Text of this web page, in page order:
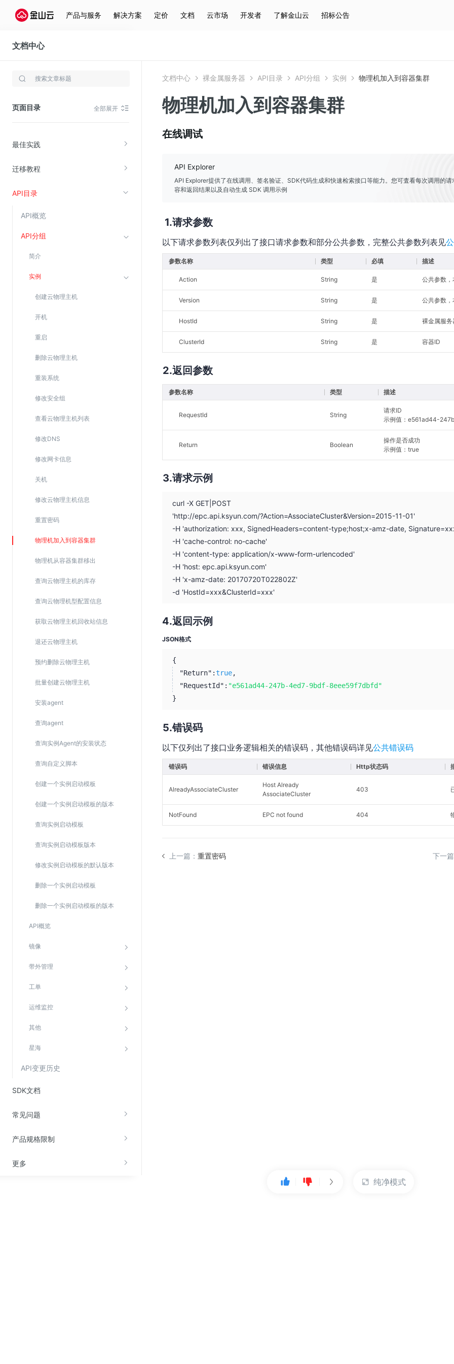
产品与服务 解决方案 定价 文档 云市场 开发者 了解金山云 招标公告
文档中心
裸金属服务器
页面目录 全部展开
产品更新动态
产品简介
最佳实践
迁移教程
API目录
API概览
API分组
简介
实例
创建云物理主机
开机
重启
删除云物理主机
重装系统
修改安全组
查看云物理主机列表
修改DNS
修改网卡信息
关机
修改云物理主机信息
重置密码
物理机加入到容器集群
物理机从容器集群移出
查询云物理主机的库存
查询云物理机型配置信息
获取云物理主机回收站信息
退还云物理主机
预约删除云物理主机
批量创建云物理主机
安装agent
查询agent
查询实例Agent的安装状态
查询自定义脚本
创建一个实例启动模板
创建一个实例启动模板的版本
查询实例启动模板
查询实例启动模板版本
修改实例启动模板的默认版本
删除一个实例启动模板
删除一个实例启动模板的版本
API概览
镜像
带外管理
工单
运维监控
其他
星海
API变更历史
SDK文档
常见问题
产品规格限制
更多
存储与云分发
云硬盘(EBS)
文件存储KFS
在线迁移服务
云直播(KLS)
云转码(KET)
边缘节点计算
云安全
金山云云防火墙
大模型应用防火墙
高防IP(KAD)
DDoS原生高防
主机安全
SSL证书管理
云安全中心
应急响应
合规性
资质认证
欧盟数据保护条例（GDPR）
文档中心 裸金属服务器 API目录 API分组 实例 物理机加入到容器集群
物理机加入到容器集群
在线调试
API Explorer
API Explorer提供了在线调用、签名验证、SDK代码生成和快速检索接口等能力。您可査看每次调用的请
容和返回结果以及自动生成 SDK 调用示例
请求参数
以下请求参数列表仅列出了接口请求参数和部分公共参数，完整公共参数列表见
参数名称 类型 必填 描述
Action String 是 公共参数
Version String 是 公共参数
HostId String 是 裸金属服
ClusterId String 是 容器ID
返回参数
参数名称 类型 描述
RequestId String
请求ID
示例值：e561ad44-
Return Boolean
操作是否成功
示例值：true
请求示例
curl -X GET|POST
'http://epc.api.ksyun.com/?Action=AssociateCluster&Version=2015-11-01'
-H 'authorization: xxx, SignedHeaders=content-type;host;x-amz-date,
-H 'cache-control: no-cache'
-H 'content-type: application/x-www-form-urlencoded'
-H 'host: epc.api.ksyun.com'
-H 'x-amz-date: 20170720T022802Z'
-d 'HostId=xxx&ClusterId=xxx'
返回示例
JSON格式
{
"Return":true,
"RequestId": "e561ad44-247b-4ed7-9bdf-8eee59f7dbfd"
}
错误码
以下仅列出了接口业务逻辑相关的错误码，其他错误码详见公共错误码
错误码 错误信息 Http状态码
AlreadyAssociateCluster
Host Already
AssociateCluster
403
NotFound EPC not found 404
上一篇： 重置密码 下一
纯净模式